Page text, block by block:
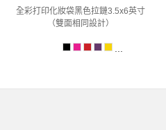
全彩打印化妝袋黑色拉鏈3.5x6英寸
（雙面相同設計）